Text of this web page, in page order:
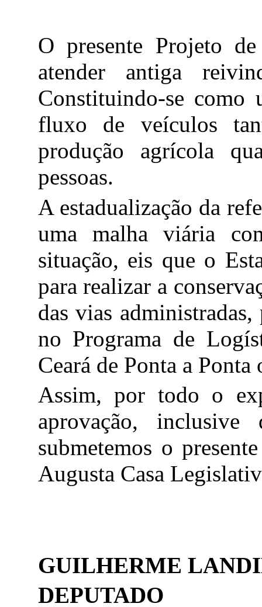
O presente Projeto
atender antiga
Constituindo-se como
fluxo de veículos
produção agrícola
pessoas.
A estadualização da
uma malha viária
situação, eis que o
para realizar a
das vias
no Programa de
Ceará de Ponta a
Assim, por todo o
aprovação,
submetemos o
Augusta Casa
GUILHERME
DEPUTADO